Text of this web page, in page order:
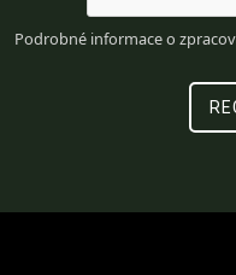
Podrobné informace o